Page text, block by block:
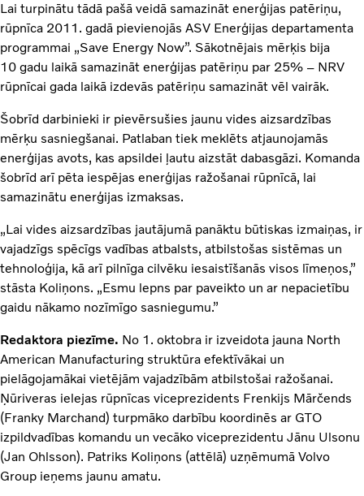
Lai turpinātu tādā pašā veidā samazināt enerģijas patēriņu,
rūpnīca 2011. gadā pievienojās ASV Enerģijas departamenta
programmai „Save Energy Now”. Sākotnējais mērķis bija
10 gadu laikā samazināt enerģijas patēriņu par 25% – NRV
rūpnīcai gada laikā izdevās patēriņu samazināt vēl vairāk.
Šobrīd darbinieki ir pievērsušies jaunu vides aizsardzības
mērķu sasniegšanai. Patlaban tiek meklēts atjaunojamās
enerģijas avots, kas apsildei ļautu aizstāt dabasgāzi. Komanda
šobrīd arī pēta iespējas enerģijas ražošanai rūpnīcā, lai
samazinātu enerģijas izmaksas.
„Lai vides aizsardzības jautājumā panāktu būtiskas izmaiņas, ir
vajadzīgs spēcīgs vadības atbalsts, atbilstošas sistēmas un
tehnoloģija, kā arī pilnīga cilvēku iesaistīšanās visos līmeņos,”
stāsta Koliņons. „Esmu lepns par paveikto un ar nepacietību
gaidu nākamo nozīmīgo sasniegumu.”
Redaktora piezīme. No 1. oktobra ir izveidota jauna North
American Manufacturing struktūra efektīvākai un
pielāgojamākai vietējām vajadzībām atbilstošai ražošanai.
Ņūriveras ielejas rūpnīcas viceprezidents Frenkijs Mārčends
(Franky Marchand) turpmāko darbību koordinēs ar GTO
izpildvadības komandu un vecāko viceprezidentu Jānu Ulsonu
(Jan Ohlsson). Patriks Koliņons (attēlā) uzņēmumā Volvo
Group ieņems jaunu amatu.